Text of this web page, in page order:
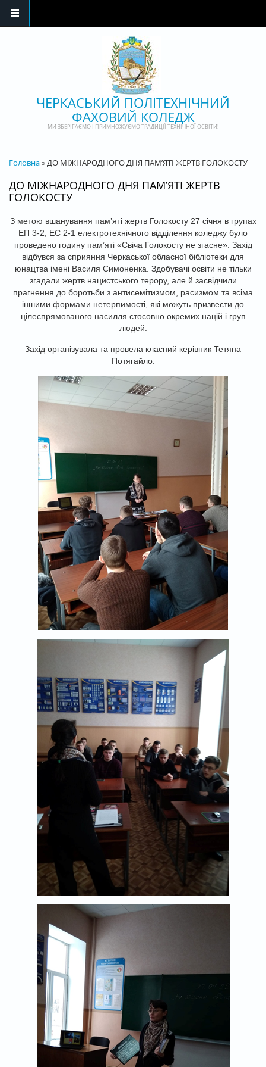
ЧЕРКАСЬКИЙ ПОЛІТЕХНІЧНИЙ
ФАХОВИЙ КОЛЕДЖ
МИ ЗБЕРІГАЄМО І ПРИМНОЖУЄМО ТРАДИЦІЇ ТЕХНІЧНОЇ ОСВІТИ!
ВИ Є ТУТ
Головна» ДО МІЖНАРОДНОГО ДНЯ ПАМ’ЯТІ ЖЕРТВ ГОЛОКОСТУ
ДО МІЖНАРОДНОГО ДНЯ ПАМ’ЯТІ ЖЕРТВ
ГОЛОКОСТУ
З метою вшанування пам’яті жертв Голокосту 27 січня в групах
ЕП 3-2, ЕC 2-1 електротехнічного відділення коледжу було
проведено годину пам’яті «Свіча Голокосту не згасне». Захід
відбувся за сприяння Черкаської обласної бібліотеки для
юнацтва імені Василя Симоненка. Здобувачі освіти не тільки
згадали жертв нацистського терору, але й засвідчили
прагнення до боротьби з антисемітизмом, расизмом та всіма
іншими формами нетерпимості, які можуть призвести до
цілеспрямованого насилля стосовно окремих націй і груп
людей.
Захід організувала та провела класний керівник Тетяна
Потягайло.